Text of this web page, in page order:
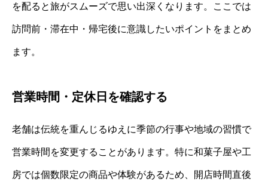
を配ると旅がスムーズで思い出深くなります。ここでは
訪問前・滞在中・帰宅後に意識したいポイントをまとめ
ます。
営業時間・定休日を確認する
老舗は伝統を重んじるゆえに季節の行事や地域の習慣で
営業時間を変更することがあります。特に和菓子屋や工
房では個数限定の商品や体験があるため、開店時間直後